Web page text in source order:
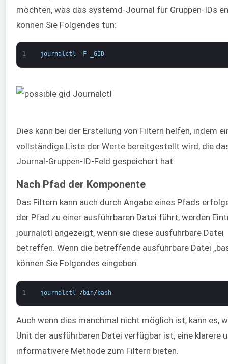
möchten, was das systemd-Journal für Gruppen-IDs
können Sie Folgendes tun:
1 journalctl - F _GID
Dies kann bei der Erstellung von Filtern helfen, indem
vollständige Liste der Werte bereitgestellt wird, die
Journal-Gruppen-ID-Feld gespeichert hat.
Nach Pfad der Komponente
Das Filtern kann auch durch Angabe eines Pfads
der Pfad zu einer ausführbaren Datei führt, werden
journalctl angezeigt, wenn sie diese ausführbare Datei
betreffen. Wenn die betreffende ausführbare Datei
können Sie Folgendes eingeben:
1 journalctl / bin/ bash
Auch wenn dies manchmal nicht möglich ist, kann es,
Unit der ausführbaren Datei verfügbar ist, eine klarere
informativere Methode zum Filtern bieten.